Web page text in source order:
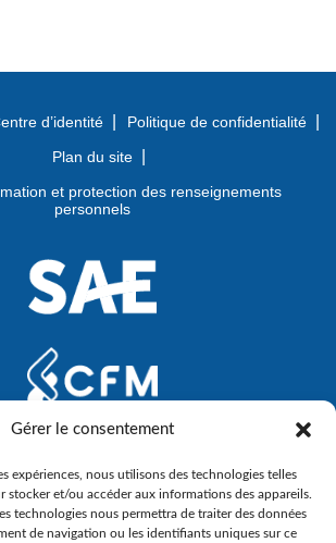
Gérer le consentement
expériences, nous utilisons des technologies telles
stocker et/ou accéder aux informations des appareils.
technologies nous permettra de traiter des données
de navigation ou les identifiants uniques sur ce
d’identité
Politique de confidentialité
Plan du site
et protection des renseignements
personnels